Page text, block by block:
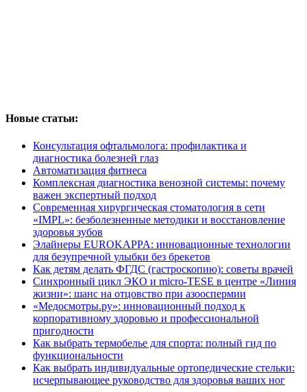
Новые статьи:
Консультация офтальмолога: профилактика и
диагностика болезней глаз
Автоматизация фитнеса
Комплексная диагностика венозной системы: почему
важен экспертный подход
Современная хирургическая стоматология в сети
«IMPL»: безболезненные методики и восстановление
здоровья зубов
Элайнеры EUROKAPPA: инновационные технологии
для безупречной улыбки без брекетов
Как детям делать ФГДС (гастроскопию): советы врачей
Синхронный цикл ЭКО и micro-TESE в центре «Линия
жизни»: шанс на отцовство при азооспермии
«Медосмотры.ру»: инновационный подход к
корпоративному здоровью и профессиональной
пригодности
Как выбрать термобелье для спорта: полный гид по
функциональности
Как выбрать индивидуальные ортопедические стельки:
исчерпывающее руководство для здоровья ваших ног